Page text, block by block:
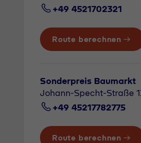
+49 4521702321
Route berechnen
Sonderpreis Baumarkt
Johann-Specht-Straße
+49 45217782775
Route berechnen